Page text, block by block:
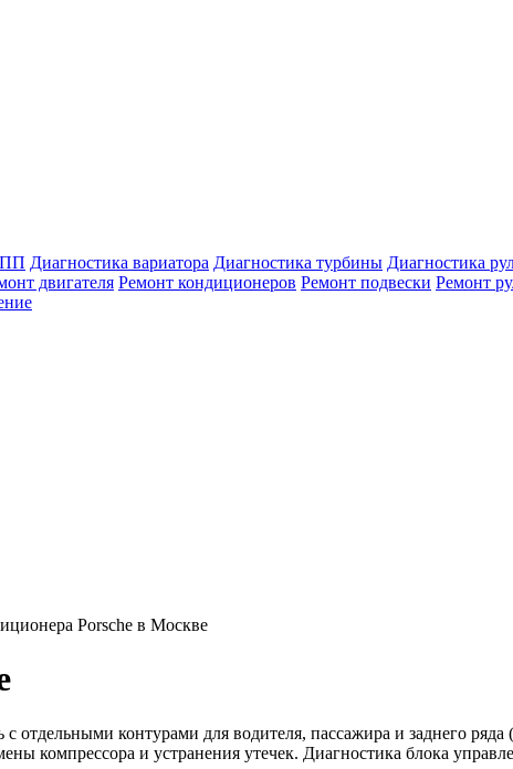
Диагностика вариатора Диагностика турбины Диагностика
двигателя Ремонт кондиционеров Ремонт подвески Ремонт
Porsche в Москве
контурами для водителя, пассажира и заднего ряда
компрессора и устранения утечек. Диагностика блока